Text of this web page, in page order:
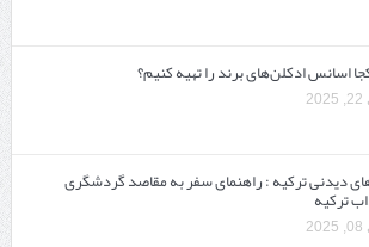
اسانس ادکلن‌های برند را تهیه کنیم؟
دیدنی ترکیه : راهنمای سفر به مقاصد گردشگری
ترکیه